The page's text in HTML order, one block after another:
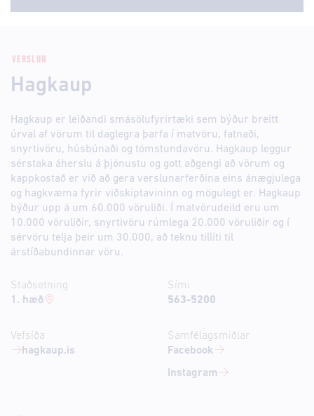
VERSLUN
Hagkaup
Hagkaup er leiðandi smásölufyrirtæki sem býður breitt
úrval af vörum til daglegra þarfa í matvöru, fatnaði,
snyrtivöru, húsbúnaði og tómstundavöru. Hagkaup leggur
sérstaka áherslu á þjónustu og gott aðgengi að vörum og
kappkostað er við að gera verslunarferðina eins ánægjulega
og hagkvæma fyrir viðskiptavininn og mögulegt er. Hagkaup
býður upp á um 60.000 vöruliði. Í matvörudeild eru um
10.000 vöruliðir, snyrtivöru rúmlega 20.000 vöruliðir og í
sérvöru telja þeir um 30.000, að teknu tilliti til
árstíðabundinnar vöru.
Staðsetning
1. hæð
Vefsíða
hagkaup.is
Sími
563-5200
Samfélagsmiðlar
Facebook
Instagram